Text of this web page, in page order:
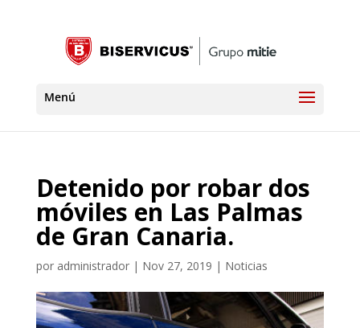
Detenido por robar dos
móviles en Las Palmas
de Gran Canaria.
por administrador| Nov 27, 2019 | Noticias